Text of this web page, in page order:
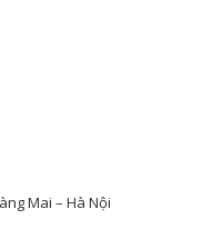
Mai – Hà Nội